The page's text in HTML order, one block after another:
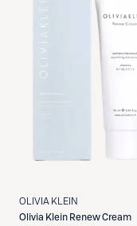
OLIVIA KLEIN
Olivia Klein Renew Cream